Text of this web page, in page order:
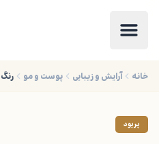
خانه آرایش و زیبایی پوست و مو
پریود